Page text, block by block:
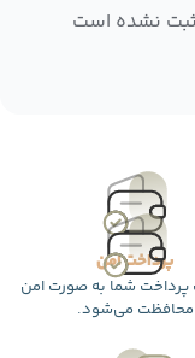
نشده است
پرداخت امن
پرداخت شما به صورت امن
محافظت می‌شود.